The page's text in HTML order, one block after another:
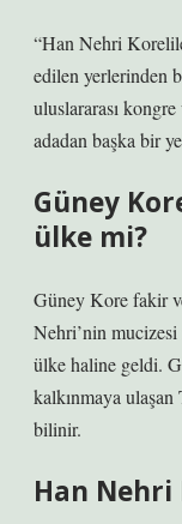
“Han Nehri
edilen yerlerinden
uluslararası
adadan başka bir
Güney
ülke mi?
Güney Kore fakir
Nehri’nin
ülke haline geldi.
kalkınmaya
bilinir.
Han Nehri